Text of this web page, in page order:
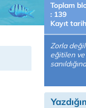
Toplam
: 139
Kayıt
Zorla
eğitilen